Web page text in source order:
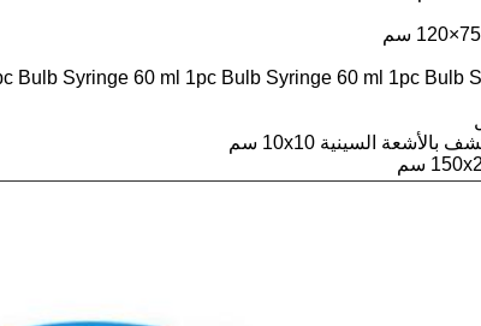
Bulb Syringe 60 ml 1pc Bulb Syringe 60 ml 1pc Bulb